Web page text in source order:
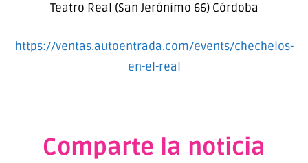
Teatro Real (San Jerónimo 66) Córdoba
https://ventas.autoentrada.com/events/chechelos-
en-el-real
Comparte la noticia